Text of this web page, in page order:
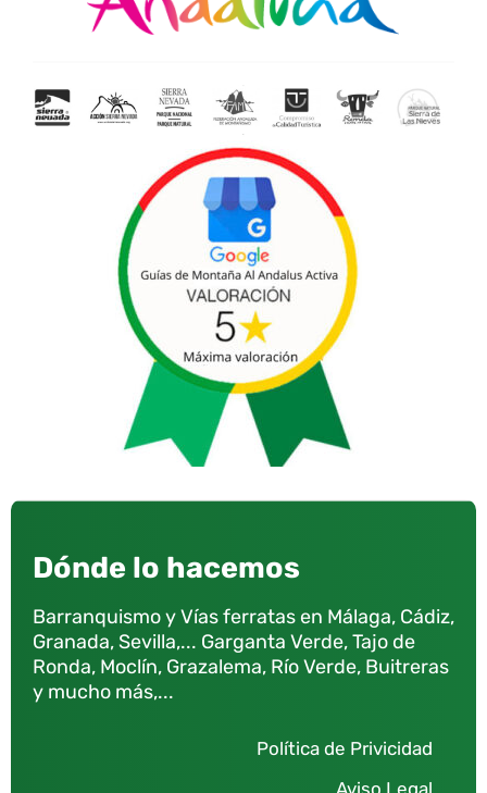
Dónde lo hacemos
Barranquismo y Vías ferratas en Málaga, Cádiz,
Granada, Sevilla,... Garganta Verde, Tajo de
Ronda, Moclín, Grazalema, Río Verde, Buitreras
y mucho más,...
Política de Privicidad
Aviso Legal